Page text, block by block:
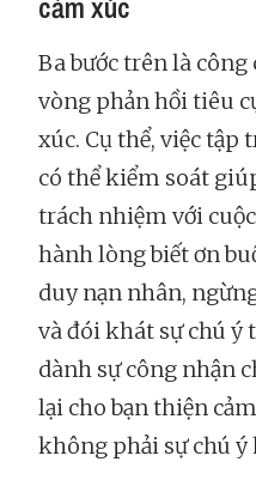
Ba bước trên là công
vòng phản hồi tiêu
xúc. Cụ thể, việc tập
có thể kiểm soát
trách nhiệm với
hành lòng biết ơn
duy nạn nhân,
và đói khát sự chú ý
dành sự công nhận
lại cho bạn thiện
không phải sự chú ý